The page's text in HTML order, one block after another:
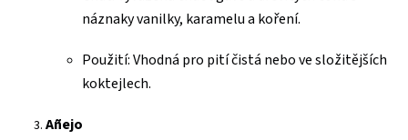
náznaky vanilky, karamelu a koření.
Použití: Vhodná pro pití čistá nebo ve složitějších
koktejlech.
Añejo